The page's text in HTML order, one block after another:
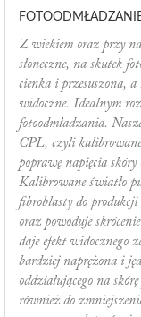
Z wiekiem oraz przy
słoneczne, na skutek
cienka i przesuszona, a
widoczne. Idealnym
fotoodmładzania.
CPL, czyli
poprawę napięcia skóry
Kalibrowane światło
fibroblasty do produkcji
oraz powoduje
daje efekt widocznego
bardziej naprężona i
oddziałującego na
również do